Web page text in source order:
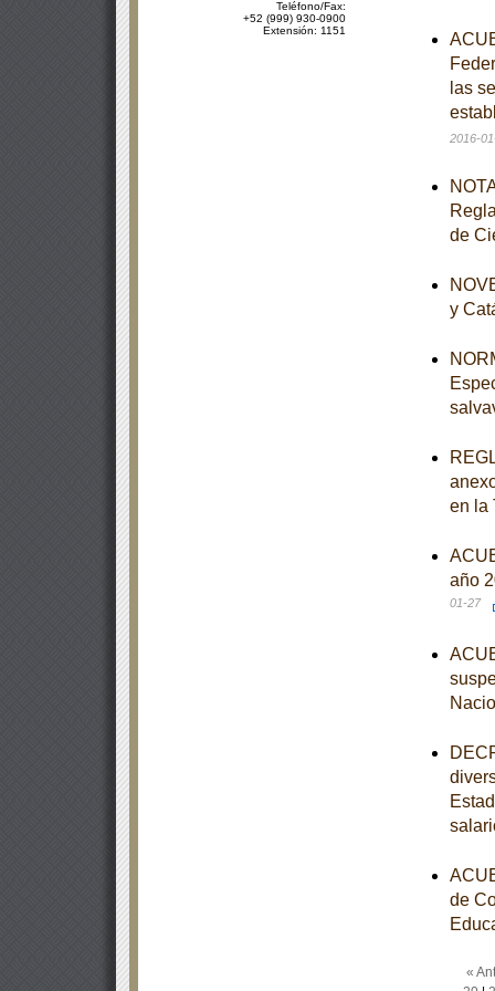
Teléfono/Fax:
+52 (999) 930-0900
Extensión: 1151
las
2016-
de
y
en la
año
01-27
de
«